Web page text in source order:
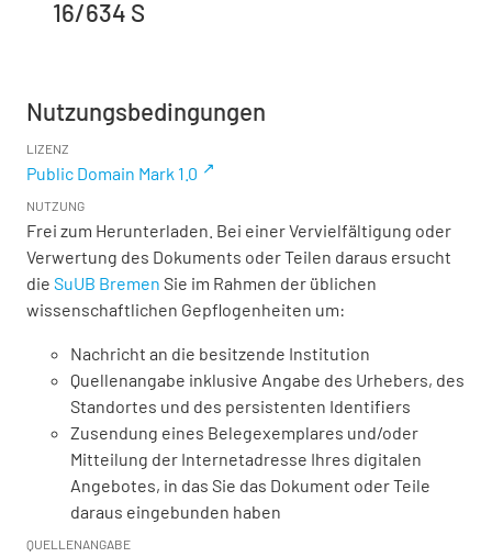
16/634 S
Nutzungsbedingungen
LIZENZ
Public Domain Mark 1.0
NUTZUNG
Frei zum Herunterladen. Bei einer Vervielfältigung oder
Verwertung des Dokuments oder Teilen daraus ersucht
die SuUB Bremen Sie im Rahmen der üblichen
wissenschaftlichen Gepflogenheiten um:
Nachricht an die besitzende Institution
Quellenangabe inklusive Angabe des Urhebers, des
Standortes und des persistenten Identifiers
Zusendung eines Belegexemplares und/oder
Mitteilung der Internetadresse Ihres digitalen
Angebotes, in das Sie das Dokument oder Teile
daraus eingebunden haben
QUELLENANGABE